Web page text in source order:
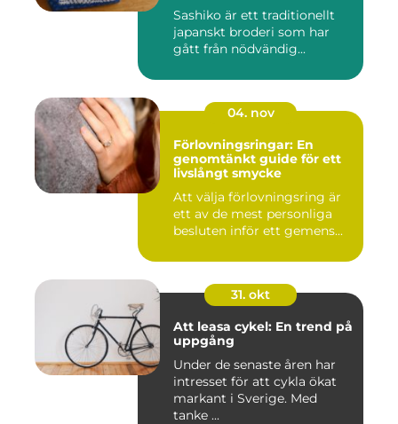
Sashiko är ett traditionellt
japanskt broderi som har
gått från nödvändig...
04. nov
Förlovningsringar: En
genomtänkt guide för ett
livslångt smycke
Att välja förlovningsring är
ett av de mest personliga
besluten inför ett gemens...
31. okt
Att leasa cykel: En trend på
uppgång
Under de senaste åren har
intresset för att cykla ökat
markant i Sverige. Med
tanke ...